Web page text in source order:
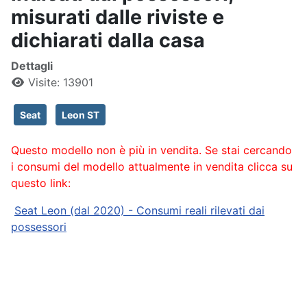
misurati dalle riviste e
dichiarati dalla casa
Dettagli
Visite: 13901
Seat Leon ST
Questo modello non è più in vendita. Se stai cercando
i consumi del modello attualmente in vendita clicca su
questo link:
Seat Leon (dal 2020) - Consumi reali rilevati dai
possessori